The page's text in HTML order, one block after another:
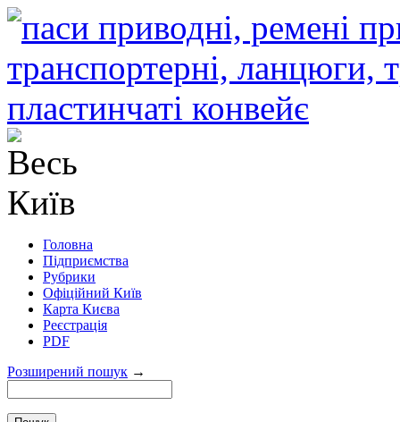
Головна
Підприємства
Рубрики
Офіційний Київ
Карта Києва
Реєстрація
PDF
Розширений пошук →